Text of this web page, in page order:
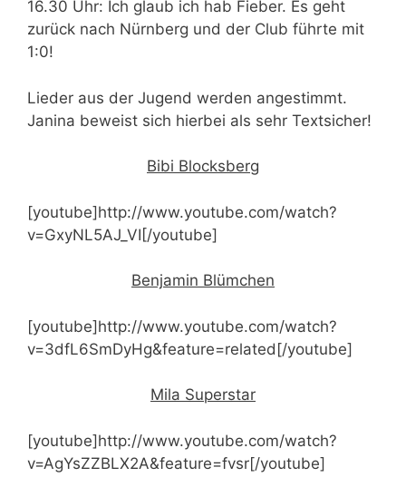
16.30 Uhr: Ich glaub ich hab Fieber. Es geht
zurück nach Nürnberg und der Club führte mit
1:0!
Lieder aus der Jugend werden angestimmt.
Janina beweist sich hierbei als sehr Textsicher!
Bibi Blocksberg
[youtube]http://www.youtube.com/watch?
v=GxyNL5AJ_VI[/youtube]
Benjamin Blümchen
[youtube]http://www.youtube.com/watch?
v=3dfL6SmDyHg&feature=related[/youtube]
Mila Superstar
[youtube]http://www.youtube.com/watch?
v=AgYsZZBLX2A&feature=fvsr[/youtube]